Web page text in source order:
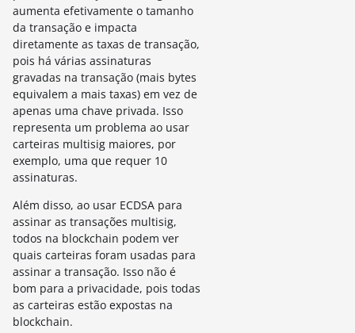
aumenta efetivamente o tamanho
da transação e impacta
diretamente as taxas de transação,
pois há várias assinaturas
gravadas na transação (mais bytes
equivalem a mais taxas) em vez de
apenas uma chave privada. Isso
representa um problema ao usar
carteiras multisig maiores, por
exemplo, uma que requer 10
assinaturas.
Além disso, ao usar ECDSA para
assinar as transações multisig,
todos na blockchain podem ver
quais carteiras foram usadas para
assinar a transação. Isso não é
bom para a privacidade, pois todas
as carteiras estão expostas na
blockchain.